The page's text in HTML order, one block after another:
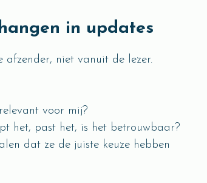
in updates
afzender, niet vanuit de lezer.
voor mij?
het, past het, is het betrouwbaar?
dat ze de juiste keuze hebben